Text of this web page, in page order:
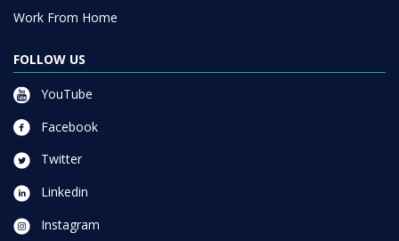
Work From Home
FOLLOW US
YouTube
Facebook
Twitter
Linkedin
Instagram